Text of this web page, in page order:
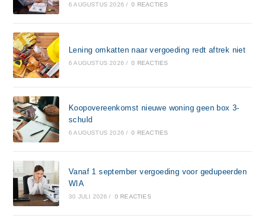
6 AUGUSTUS 2026 / 0 REACTIES
Lening omkatten naar vergoeding redt aftrek niet
6 AUGUSTUS 2026 / 0 REACTIES
Koopovereenkomst nieuwe woning geen box 3-
schuld
6 AUGUSTUS 2026 / 0 REACTIES
Vanaf 1 september vergoeding voor gedupeerden
WIA
30 JULI 2026 / 0 REACTIES